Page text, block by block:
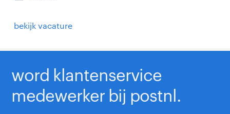
bekijk vacature
word klantenservice
medewerker bij postnl.